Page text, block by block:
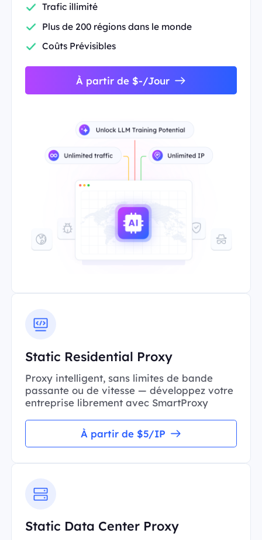
Trafic illimité
Plus de 200 régions dans le monde
Coûts Prévisibles
À partir de $-/Jour
Static Residential Proxy
Proxy intelligent, sans limites de bande
passante ou de vitesse — développez votre
entreprise librement avec SmartProxy
À partir de $5/IP
Static Data Center Proxy